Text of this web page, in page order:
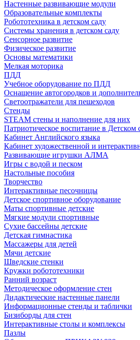
Настенные развивающие модули
Образовательные комплекты
Робототехника в детском саду
Системы хранения в детском саду
Сенсорное развитие
Физическое развитие
Основы математики
Мелкая моторика
ПДД
Учебное оборудование по ПДД
Оснащение автогородков и
Светоотражатели для пешеходов
Стенды
STEAM стены и наполнение для них
Патриотическое воспитание в Детском
Кабинет Английского языка
Кабинет художественной и
Развивающие игрушки АЛМА
Игры с водой и песком
Настольные пособия
Творчество
Интерактивные песочницы
Детское спортивное оборудование
Маты спортивные детские
Мягкие модули спортивные
Сухие бассейны детские
Детская гимнастика
Массажеры для детей
Мячи детские
Шведские стенки
Кружки робототехники
Ранний возраст
Методическое оформление стен
Дидактические настенные панели
Информационные стенды и таблички
Бизиборды для стен
Интерактивные столы и комплексы
Пазлы